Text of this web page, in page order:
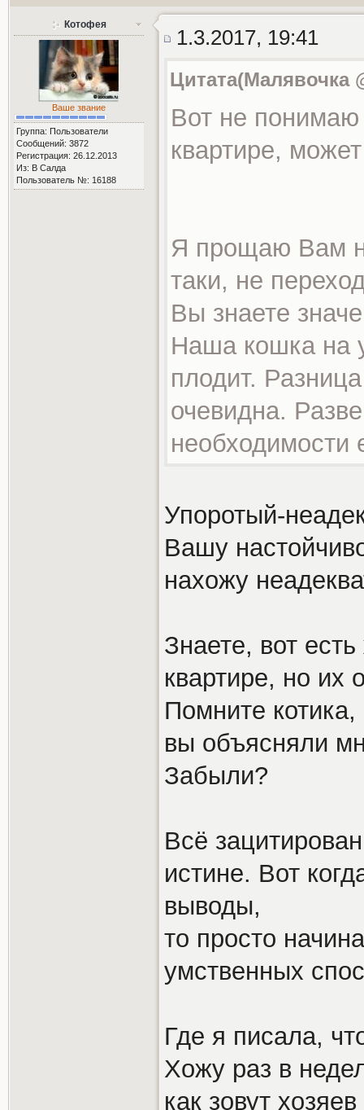
Котофея
Ваше звание
Группа: Пользователи
Сообщений: 3872
Регистрация: 26.12.2013
Из: В Салда
Пользователь №: 16188
1.3.2017, 19:41
Цитата(Малявочка
Вот не
квартире,
Я прощаю Вам
таки, не
Вы знаете
Наша кошка на
плодит.
очевидна.
необходимости
Упоротый-
Вашу
нахожу
Знаете, вот
квартире, но их
Помните
вы объясняли
Забыли?
Всё
истине. Вот
выводы,
то просто
умственных
Где я писала,
Хожу раз в
как зовут